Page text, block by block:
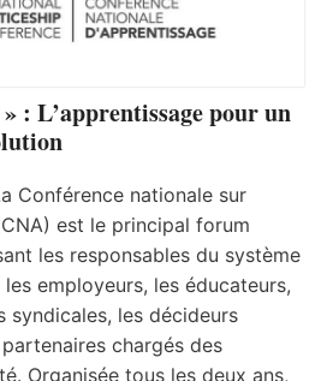
: L’apprentissage pour un
Conférence nationale sur
est le principal forum
les responsables du système
les employeurs, les éducateurs,
syndicales, les décideurs
chargés des
Organisée tous les deux ans,